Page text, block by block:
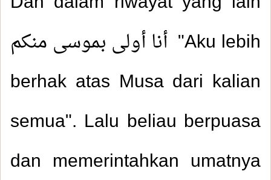
أنا أولى بموسى منكم "Aku lebih
berhak atas Musa dari kalian
semua". Lalu beliau berpuasa
dan memerintahkan umatnya